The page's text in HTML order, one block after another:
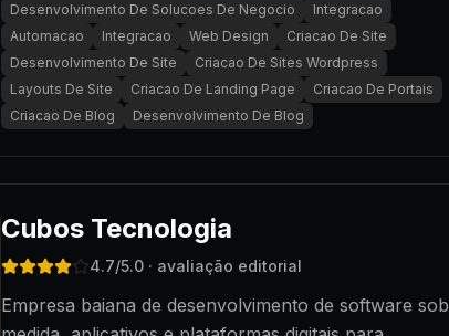
Desenvolvimento De Solucoes De Negocio
Integracao
Automacao
Integracao Web Design
Criacao De Site
Desenvolvimento De Site
Criacao De Sites Wordpress
Layouts De Site
Criacao De Landing Page
Criacao De Portais
Criacao De Blog
Desenvolvimento De Blog
Cubos Tecnologia
4.7/5.0 · avaliação editorial
Empresa baiana de desenvolvimento de software sob